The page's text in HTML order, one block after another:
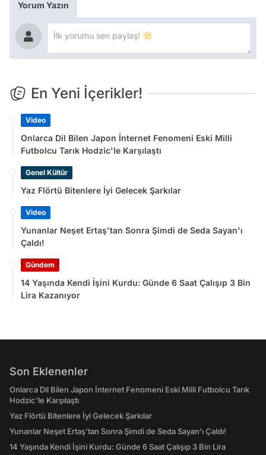
Yorum Yazın
En Yeni İçerikler!
Video
Onlarca Dil Bilen Japon İnternet Fenomeni Eski Milli
Futbolcu Tarık Hodzic'le Karşılaştı
Genel Kültür
Yaz Flörtü Bitenlere İyi Gelecek Şarkılar
Video
Yunanlar Neşet Ertaş'tan Sonra Şimdi de Seda Sayan'ı
Çaldı!
Gündem
14 Yaşında Kendi İşini Kurdu: Günde 6 Saat Çalışıp 3 Bin
Lira Kazanıyor
Son Eklenenler
Onlarca Dil Bilen Japon İnternet Fenomeni Eski Milli Futbolcu Tarık
Hodzic'le Karşılaştı
Yaz Flörtü Bitenlere İyi Gelecek Şarkılar
Yunanlar Neşet Ertaş'tan Sonra Şimdi de Seda Sayan'ı Çaldı!
14 Yaşında Kendi İşini Kurdu: Günde 6 Saat Çalışıp 3 Bin Lira